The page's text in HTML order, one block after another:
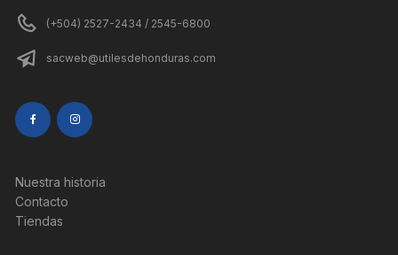
(+504) 2527-2434 / 2545-6800
sacweb@utilesdehonduras.com
Nuestra historia
Contacto
Tiendas